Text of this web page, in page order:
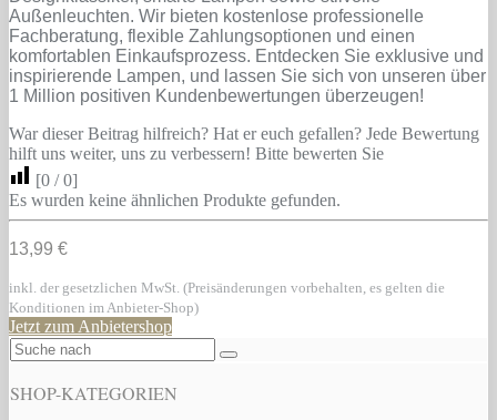
Außenleuchten. Wir bieten kostenlose professionelle
Fachberatung, flexible Zahlungsoptionen und einen
komfortablen Einkaufsprozess. Entdecken Sie exklusive und
inspirierende Lampen, und lassen Sie sich von unseren über
1 Million positiven Kundenbewertungen überzeugen!
War dieser Beitrag hilfreich? Hat er euch gefallen? Jede Bewertung
hilft uns weiter, uns zu verbessern! Bitte bewerten Sie
[0 /0]
Es wurden keine ähnlichen Produkte gefunden.
13,99 €
inkl. der gesetzlichen MwSt. (Preisänderungen vorbehalten, es gelten die
Konditionen im Anbieter-Shop)
Jetzt zum Anbietershop
SHOP-KATEGORIEN